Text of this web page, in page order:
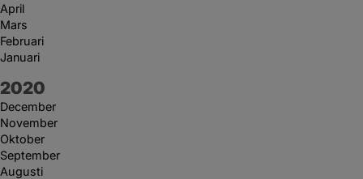
April
Mars
Februari
Januari
År:
2020
December
November
Oktober
September
Augusti